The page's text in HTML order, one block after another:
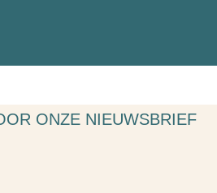
ONZE NIEUWSBRIEF